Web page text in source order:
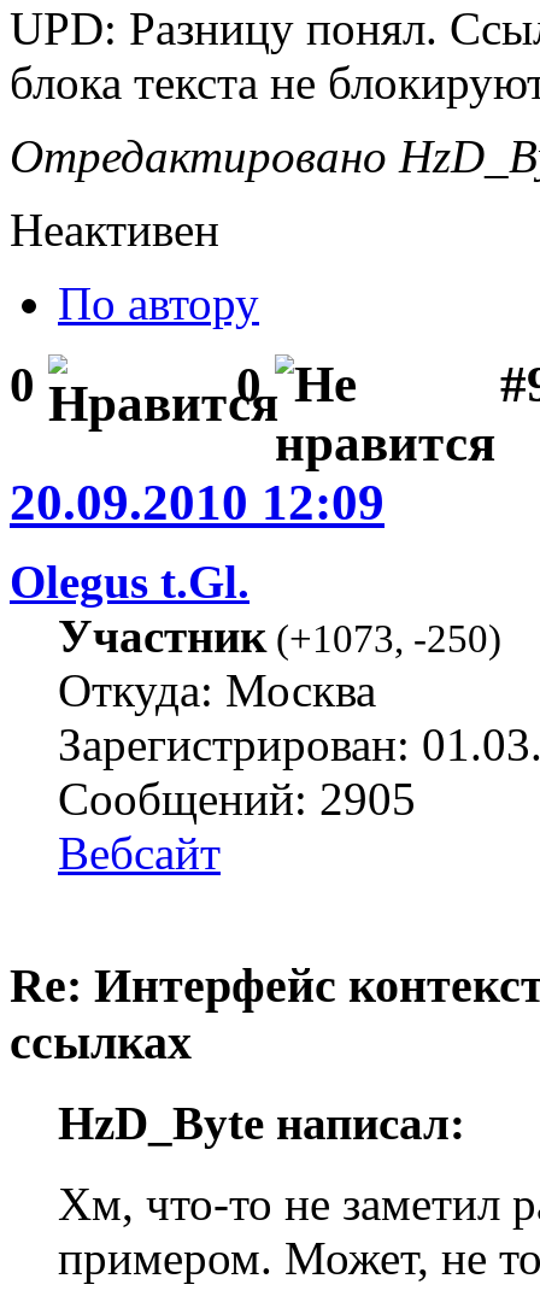
UPD: Разницу понял.
блока текста не
Отредактировано
Неактивен
По автору
0 0
20.09.2010 12:09
Olegus t.Gl.
Участник(+1073, -250)
Откуда: Москва
Зарегистрирован:
Сообщений: 2905
Вебсайт
Re: Интерфейс
ссылках
HzD_Byte написал:
Хм, что-то не заметил
примером. Может, не